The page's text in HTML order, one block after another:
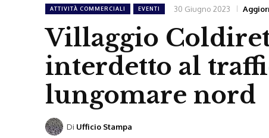
ATTIVITÀ COMMERCIALI EVENTI 30 Giugno 2023
Villaggio
interdetto al
lungomare nord
Di Ufficio Stampa